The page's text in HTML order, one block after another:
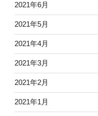
2021年6月
2021年5月
2021年4月
2021年3月
2021年2月
2021年1月